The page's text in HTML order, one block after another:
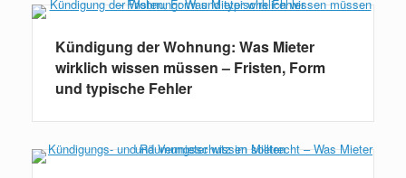
Kündigung der Wohnung: Was Mieter
wirklich wissen müssen – Fristen, Form
und typische Fehler